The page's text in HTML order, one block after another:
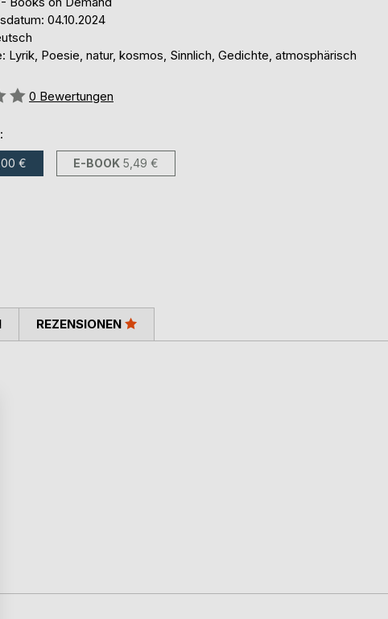
04.10.2024
Lyrik, Poesie, natur, kosmos, Sinnlich, Gedichte, atmosphärisch
0 Bewertungen
€ E-BOOK 5,49 €
REZENSIONEN